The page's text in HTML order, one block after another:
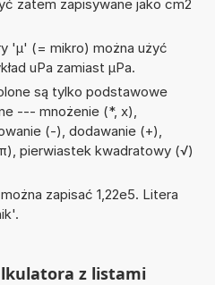
zatem zapisywane jako cm2
'µ' (= mikro) można użyć
uPa zamiast µPa.
są tylko podstawowe
--- mnożenie (*, x),
(-), dodawanie (+),
pierwiastek kwadratowy (√)
zapisać 1,22e5. Litera
z listami